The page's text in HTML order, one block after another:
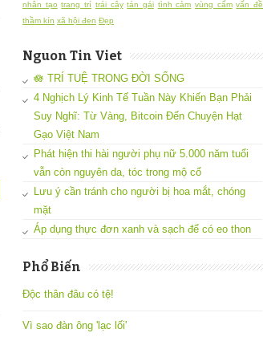
nhân tạo trang trí trái cây tán gái tình cảm vùng cấm vấn đề
thầm kín xã hội đen Đẹp
Nguon Tin Viet
🪷 TRÍ TUỆ TRONG ĐỜI SỐNG
4 Nghịch Lý Kinh Tế Tuần Này Khiến Bạn Phải
Suy Nghĩ: Từ Vàng, Bitcoin Đến Chuyện Hạt
Gạo Việt Nam
Phát hiện thi hài người phụ nữ 5.000 năm tuổi
vẫn còn nguyên da, tóc trong mộ cổ
Lưu ý cần tránh cho người bị hoa mắt, chóng
mặt
Áp dụng thực đơn xanh và sạch để có eo thon
Phổ Biến
Độc thân đâu có tệ!
Vì sao đàn ông 'lạc lối'